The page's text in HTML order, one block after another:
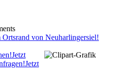
von Neuharlingersiel!
Jetzt
Jetzt